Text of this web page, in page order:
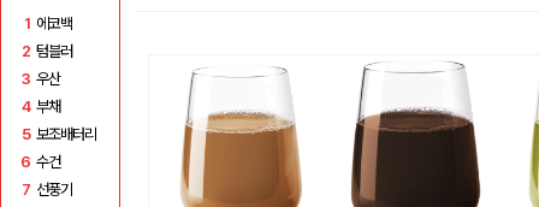
1 에코백
2 텀블러
3 우산
4 부채
5 보조배터리
6 수건
7 선풍기